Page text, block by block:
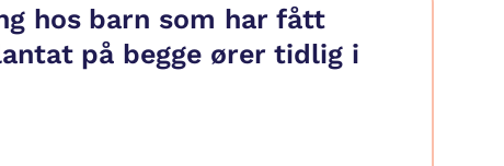
hos barn som har fått
på begge ører tidlig i